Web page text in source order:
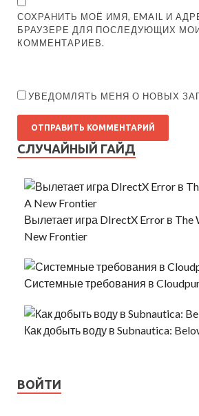
СОХРАНИТЬ МОЁ ИМЯ, EMAIL И
БРАУЗЕРЕ ДЛЯ ПОСЛЕДУЮЩИХ
КОММЕНТАРИЕВ.
УВЕДОМЛЯТЬ МЕНЯ О НОВЫХ
СЛУЧАЙНЫЙ ГАЙД
Вылетает игра DIrectX Error в The
New Frontier
Системные требования в
Как добыть воду в Subnautica:
ВОЙТИ